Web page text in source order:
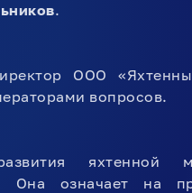
.
ООО
вопросов.
яхтенной
Она означает на